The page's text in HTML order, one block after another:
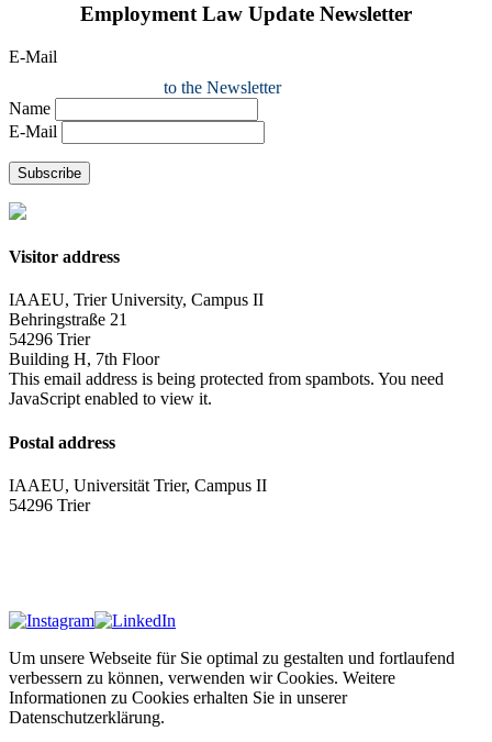
Employment Law Update Newsletter
E-Mail
to the Newsletter
Name
E-Mail
Subscribe
Visitor address
IAAEU, Trier University, Campus II
Behringstraße 21
54296 Trier
Building H, 7th Floor
This email address is being protected from spambots. You need
JavaScript enabled to view it.
Postal address
IAAEU, Universität Trier, Campus II
54296 Trier
Um unsere Webseite für Sie optimal zu gestalten und fortlaufend
verbessern zu können, verwenden wir Cookies. Weitere
Informationen zu Cookies erhalten Sie in unserer
Datenschutzerklärung.